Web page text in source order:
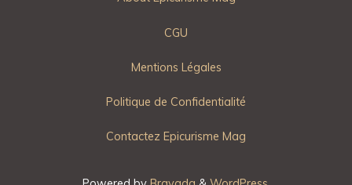
CGU
Mentions Légales
Politique de Confidentialité
Contactez Epicurisme Mag